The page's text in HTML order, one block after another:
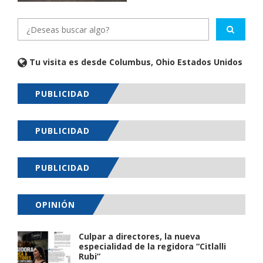
Tu visita es desde Columbus, Ohio Estados Unidos
PUBLICIDAD
PUBLICIDAD
PUBLICIDAD
OPINIÓN
Culpar a directores, la nueva
especialidad de la regidora “Citlalli
Rubi”